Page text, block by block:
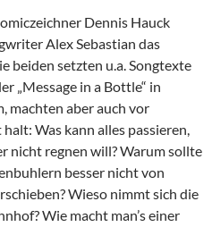
Dennis Hauck
Alex Sebastian das
beiden setzten u.a. Songtexte
„Message in a Bottle“ in
machten aber auch vor
Was kann alles passieren,
nicht regnen will? Warum sollte
besser nicht von
Wieso nimmt sich die
Wie macht man’s einer